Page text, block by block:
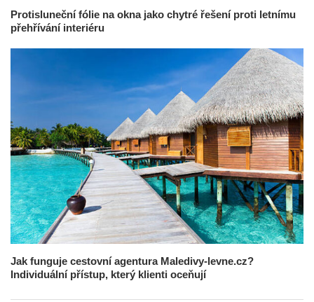
Protisluneční fólie na okna jako chytré řešení proti letnímu
přehřívání interiéru
Jak funguje cestovní agentura Maledivy-levne.cz?
Individuální přístup, který klienti oceňují